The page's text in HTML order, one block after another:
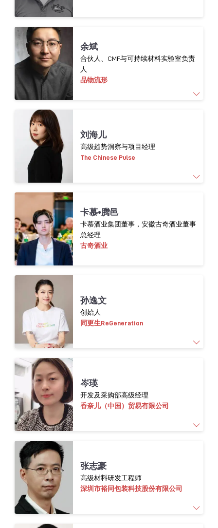
府、媒体所颁发的多个荣誉奖项，推动了老字
余斌
合伙人、CMF与可持续材料实验室负责
人
品物流形
产品设计专业背景，多年来专注于产品和材料
创新设计，强调在产品设计过程中，注重材料
和技术的创新运用，推动可持续和有创造力的
产品设计解决方案。涉足领域包括交通工具、
消费电子、家用电器、家居产品和工具装备
刘海儿
高级趋势洞察与项目经理
The Chinese Pulse
刘海儿现任The Chinese Pulse高级趋势洞察与项
目经理。七年来，她专注于解码中国市场并分
析消费趋势，将营销专长与敏锐的美学感知力
相结合。她拥有浙江理工大学时装设计学士学
位，以及巴黎ISEM国际时尚与奢侈品牌管理硕
卡慕•腾邑
卡慕酒业集团董事，安徽古奇酒业董事
总经理
古奇酒业
孙逸文
创始人
同更生ReGeneration
作为中国时尚产业的可持续推动者，孙逸文在
拥有9年纽约的学习与行业经验后，于2020年创
立可持续平台“同更生”，后曾任WWD China Z世
代内容主编。目前，她致力于推动时尚产业的
供应链绿色转型。
岑瑛
开发及采购部高级经理
香奈儿（中国）贸易有限公司
具有在奢侈品行业工作二十多年的经验，主要
负责公司在亚洲的化妆品包装的创新，开发及
采购，并且主导公司环保设计战略在亚洲的包
张志豪
高级材料研发工程师
深圳市裕同包装科技股份有限公司